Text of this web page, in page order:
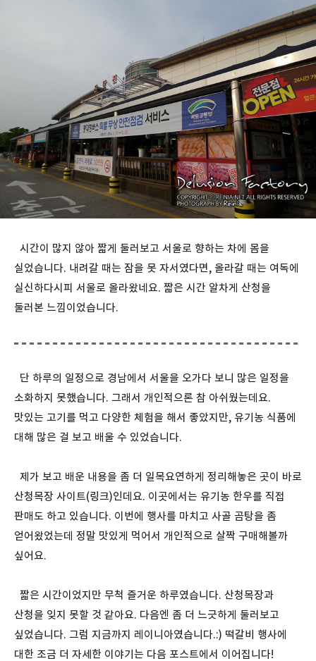
시간이 많지 않아 짧게 둘러보고 서울로 향하는 차에 몸을
실었습니다. 내려갈 때는 잠을 못 자서였다면, 올라갈 때는 여독에
실신하다시피 서울로 올라왔네요. 짧은 시간 알차게 산청을
둘러본 느낌이었습니다.
단 하루의 일정으로 경남에서 서울을 오가다 보니 많은 일정을
소화하지 못했습니다. 그래서 개인적으론 참 아쉬웠는데요.
맛있는 고기를 먹고 다양한 체험을 해서 좋았지만, 유기농 식품에
대해 많은 걸 보고 배울 수 있었습니다.
제가 보고 배운 내용을 좀 더 일목요연하게 정리해놓은 곳이 바로
산청목장 사이트(링크)인데요. 이곳에서는 유기농 한우를 직접
판매도 하고 있습니다. 이번에 행사를 마치고 사골 곰탕을 좀
얻어왔었는데 정말 맛있게 먹어서 개인적으로 살짝 구매해볼까
싶어요.
짧은 시간이었지만 무척 즐거운 하루였습니다. 산청목장과
산청을 잊지 못할 것 같아요. 다음엔 좀 더 느긋하게 둘러보고
싶었습니다. 그럼 지금까지 레이니아였습니다.:) 떡갈비 행사에
대한 조금 더 자세한 이야기는 다음 포스트에서 이어집니다!